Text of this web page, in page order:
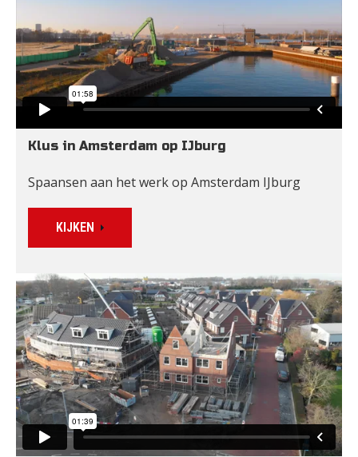
Klus in Amsterdam op IJburg
Spaansen aan het werk op Amsterdam IJburg
KIJKEN